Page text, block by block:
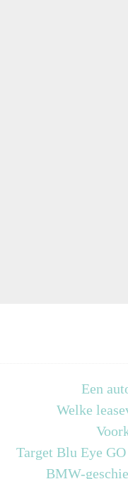
Een
Welke
Target Blu Eye
BMW-